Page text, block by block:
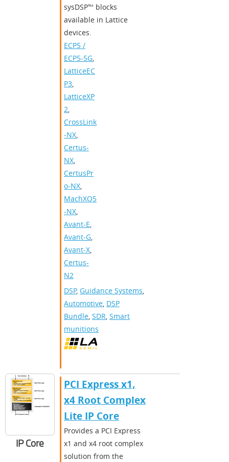
sysDSP™ blocks
available in Lattice
devices.
ECP5 /
ECP5-5G,
LatticeEC
P3,
LatticeXP
2,
CrossLink
-NX,
Certus-
NX,
CertusPr
o-NX,
MachXO5
-NX,
Avant-E,
Avant-G,
Avant-X,
Certus-
N2
DSP, Guidance Systems,
Automotive, DSP
Bundle, SDR, Smart
munitions
IP Core
PCI Express x1,
x4 Root Complex
Lite IP Core
Provides a PCI Express
x1 and x4 root complex
solution from the